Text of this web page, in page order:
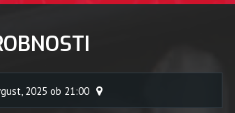
2025 ob 21:00